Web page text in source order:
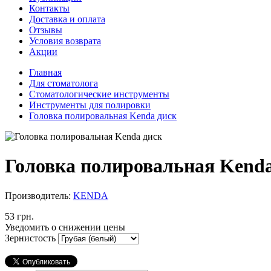
Контакты
Доставка и оплата
Отзывы
Условия возврата
Акции
Главная
Для стоматолога
Стоматологические инструменты
Инструменты для полировки
Головка полировальная Kenda диск
Головка полировальная
Производитель: KENDA
53 грн.
Уведомить о снижении цены
Зернистость